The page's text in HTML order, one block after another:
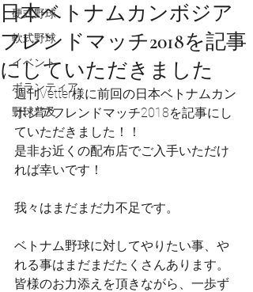
硬式野球
軟式野球
イベント
ボランティア
野球普及
日本ベトナムカンボジア
フレンドマッチ2018を記事
にしていただきました
週刊Vetter様に前回の日本ベトナムカン
ボジアフレンドマッチ2018を記事にし
ていただきました！！
是非お近くの配布店でご入手いただけ
れば幸いです！
我々はまだまだ力不足です。
ベトナム野球に対してやりたい事、や
れる事はまだまだたくさんあります。
皆様のお力添えを頂きながら、一歩ず